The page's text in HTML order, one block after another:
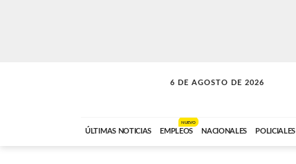
6 DE AGOSTO DE 2026
VITAMINAS
ÚLTIMAS NOTICIAS EMPLEOS
NUEVO
NACIONALES POLICIALES